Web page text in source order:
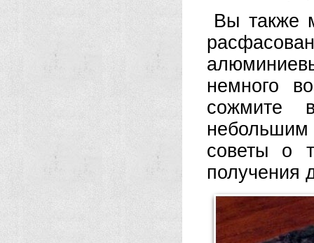
Вы также
немного
сожмите
советы о
получения